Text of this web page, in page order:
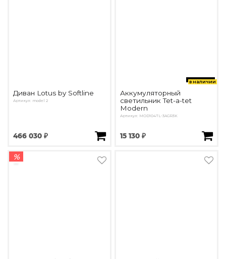
Диван Lotus by Softline
Артикул: model 2
466 030 ₽
в наличии
Аккумуляторный
светильник Tet-a-tet
Modern
Артикул: MOD104TL-3AGR3K
15 130 ₽
%